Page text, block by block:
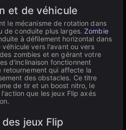
et de véhicule
le mécanisme de rotation dans
de conduite plus larges.Zombie
à défilement horizontal dans
vers l'avant ou vers
zombies et en gérant votre
d'inclinaison fonctionnent
retournement qui affecte la
des obstacles. Ce titre
de tir et un boost nitro, le
que les jeux Flip axés
jeux Flip